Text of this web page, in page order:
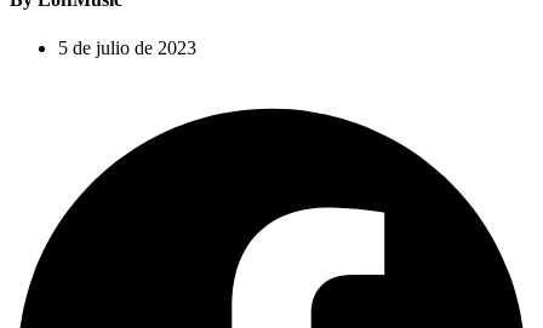
5 de julio de 2023